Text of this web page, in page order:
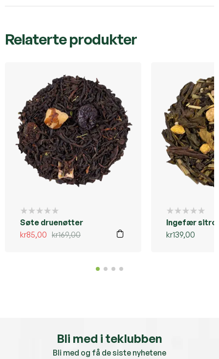
Relaterte produkter
Søte druenøtter
kr169,00
kr85,00
Ingefær
kr139,00
Bli med i teklubben
Bli med og få de siste nyhetene